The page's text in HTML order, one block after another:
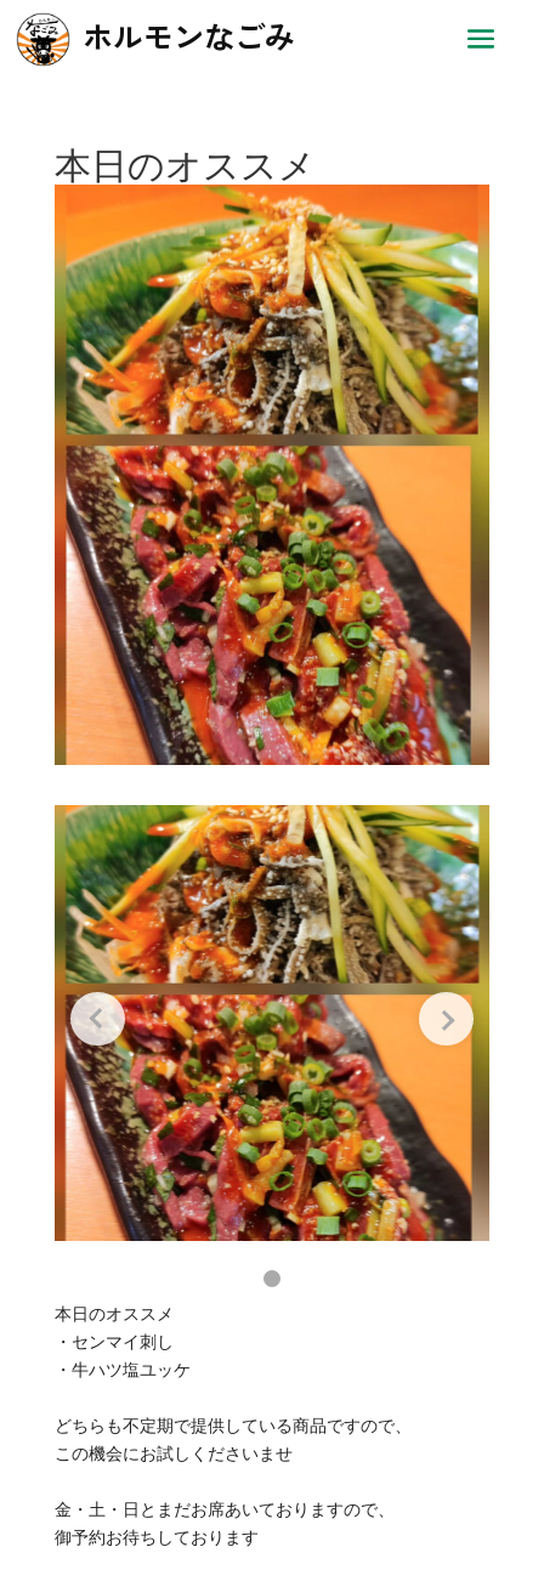
ホルモンなごみ
本日のオススメ
本日のオススメ
・センマイ刺し
・牛ハツ塩ユッケ
どちらも不定期で提供している商品ですので、
この機会にお試しくださいませ
金・土・日とまだお席あいておりますので、
御予約お待ちしております